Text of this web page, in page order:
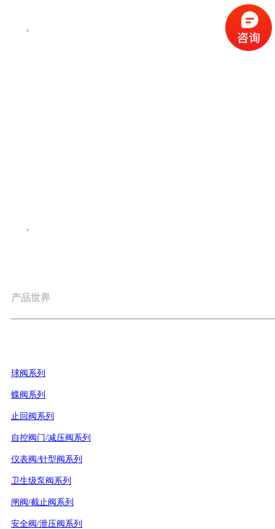
产品世界
球阀系列
蝶阀系列
止回阀系列
自控阀门/减压阀系列
仪表阀/针型阀系列
卫生级泵阀系列
闸阀/截止阀系列
安全阀/泄压阀系列